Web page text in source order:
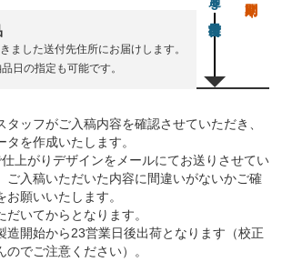
ました送付先住所にお届けします。
日の指定も可能です。
タッフがご入稿内容を確認させていただき、
タを作成いたします。
上がりデザインをメールにてお送りさせてい
ご入稿いただいた内容に間違いがないかご確
願いいたします。
いてからとなります。
造開始から23営業日後出荷となります（校正
でご注意ください）。